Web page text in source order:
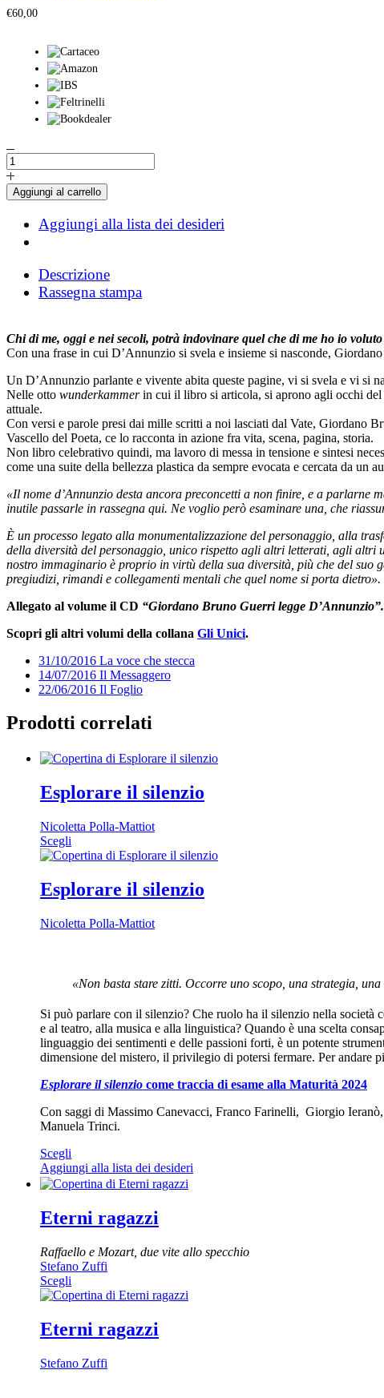
€60,00
Io,
D'Annunzio
quantità
Aggiungi al carrello
Aggiungi alla lista dei desideri
Descrizione
Rassegna stampa
Chi di me, oggi e nei secoli, potrà indovinare quel che di me ho io
Con una frase in cui D’Annunzio si svela e insieme si nasconde,
Un D’Annunzio parlante e vivente abita queste pagine, vi si svela e vi si
Nelle otto wunderkammerin cui il libro si articola, si aprono agli occhi del
attuale.
Con versi e parole presi dai mille scritti a noi lasciati dal Vate, Giordano
Vascello del Poeta, ce lo racconta in azione fra vita, scena, pagina, storia.
Non libro celebrativo quindi, ma lavoro di messa in tensione e sintesi
come una suite della bellezza plastica da sempre evocata e cercata da un
«Il nome d’Annunzio desta ancora preconcetti a non finire, e a parlarne
inutile passarle in rassegna qui. Ne voglio però esaminare una, che
È un processo legato alla monumentalizzazione del personaggio, alla
della diversità del personaggio, unico rispetto agli altri letterati, agli altri
nostro immaginario è proprio in virtù della sua diversità, più che del suo
pregiudizi, rimandi e collegamenti mentali che quel nome si porta dietro».
Allegato al volume il CD “Giordano Bruno Guerri legge D’Annunzio”.
Scopri gli altri volumi della collana Gli Unici.
31/10/2016 La voce che stecca
14/07/2016 Il Messaggero
22/06/2016 Il Foglio
Prodotti correlati
Esplorare il silenzio
Nicoletta Polla-Mattiot
Scegli
prodotto
più
varianti.
opzioni
nella
del
prodotto
Esplorare il silenzio
Nicoletta Polla-Mattiot
«Non basta stare zitti. Occorre uno scopo, una strategia,
Si può parlare con il silenzio? Che ruolo ha il silenzio nella società
e al teatro, alla musica e alla linguistica? Quando è una scelta
linguaggio dei sentimenti e delle passioni forti, è un potente
dimensione del mistero, il privilegio di potersi fermare. Per andare
Esplorare il silenzio come traccia di esame alla Maturità 2024
Con saggi di Massimo Canevacci, Franco Farinelli, Giorgio
Manuela Trinci.
Scegli
prodotto
ha
varianti.
Le
possono
essere
scelte
nella
del
prodotto
Aggiungi alla lista dei desideri
Eterni ragazzi
Raffaello e Mozart, due vite allo specchio
Stefano Zuffi
Scegli
prodotto
varianti.
opzioni
Eterni ragazzi
Stefano Zuffi